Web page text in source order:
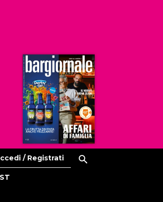
Ristoranti
Hoteldomani
/ Registrati